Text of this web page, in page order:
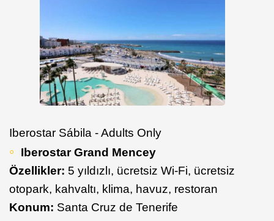
Iberostar Sábila - Adults Only
Iberostar Grand Mencey
Özellikler: 5 yıldızlı, ücretsiz Wi-Fi, ücretsiz
otopark, kahvaltı, klima, havuz, restoran
Konum: Santa Cruz de Tenerife